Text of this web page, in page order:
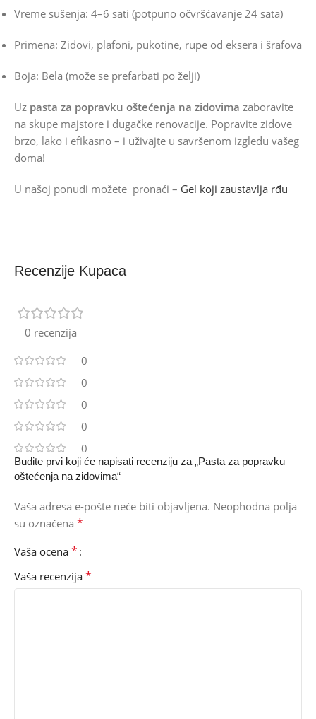
Vreme sušenja: 4–6 sati (potpuno očvršćavanje 24 sata)
Primena: Zidovi, plafoni, pukotine, rupe od eksera i šrafova
Boja: Bela (može se prefarbati po želji)
Uz pasta za popravku oštećenja na zidovima zaboravite
na skupe majstore i dugačke renovacije. Popravite zidove
brzo, lako i efikasno – i uživajte u savršenom izgledu vašeg
doma!
U našoj ponudi možete pronaći – Gel koji zaustavlja rđu
Recenzije Kupaca
0 recenzija
0
0
0
0
0
Budite prvi koji će napisati recenziju za „Pasta za popravku
oštećenja na zidovima“
Vaša adresa e-pošte neće biti objavljena. Neophodna polja
su označena *
Vaša ocena *
Vaša recenzija *